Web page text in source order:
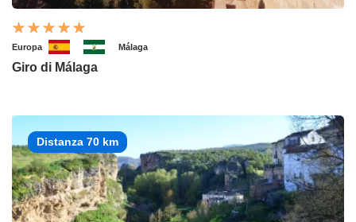
Europa Málaga
Giro di Málaga
Distanza 70 km